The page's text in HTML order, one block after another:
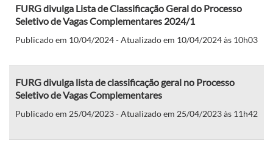
FURG divulga Lista de Classificação Geral do Processo
Seletivo de Vagas Complementares 2024/1
Publicado em 10/04/2024 - Atualizado em 10/04/2024 às 10h03
FURG divulga lista de classificação geral no Processo
Seletivo de Vagas Complementares
Publicado em 25/04/2023 - Atualizado em 25/04/2023 às 11h42